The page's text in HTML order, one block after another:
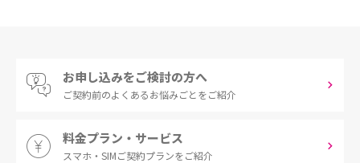
お申し込みをご検討の方へ
ご契約前のよくあるお悩みごとをご紹介
料金プラン・サービス
スマホ・SIMご契約プランをご紹介